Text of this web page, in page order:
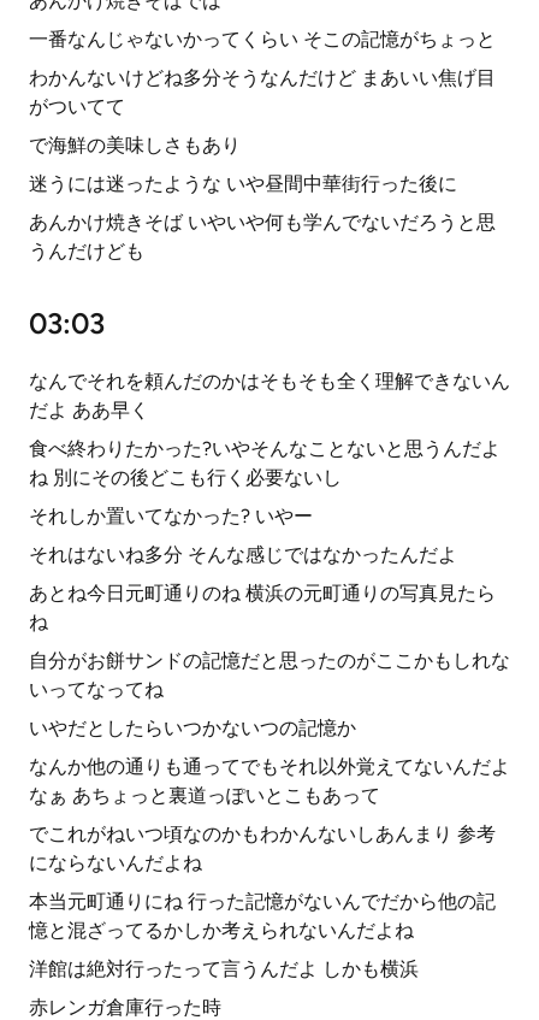
一番なんじゃないかってくらい そこの記憶がちょっと
わかんないけどね多分そうなんだけど まあいい焦げ目
がついてて
で海鮮の美味しさもあり
迷うには迷ったような いや昼間中華街行った後に
あんかけ焼きそば いやいや何も学んでないだろうと思
うんだけども
03:03
なんでそれを頼んだのかはそもそも全く理解できないん
だよ ああ早く
食べ終わりたかった?いやそんなことないと思うんだよ
ね 別にその後どこも行く必要ないし
それしか置いてなかった? いやー
それはないね多分 そんな感じではなかったんだよ
あとね今日元町通りのね 横浜の元町通りの写真見たら
ね
自分がお餅サンドの記憶だと思ったのがここかもしれな
いってなってね
いやだとしたらいつかないつの記憶か
なんか他の通りも通ってでもそれ以外覚えてないんだよ
なぁ あちょっと裏道っぽいとこもあって
でこれがねいつ頃なのかもわかんないしあんまり 参考
にならないんだよね
本当元町通りにね 行った記憶がないんでだから他の記
憶と混ざってるかしか考えられないんだよね
洋館は絶対行ったって言うんだよ しかも横浜
赤レンガ倉庫行った時